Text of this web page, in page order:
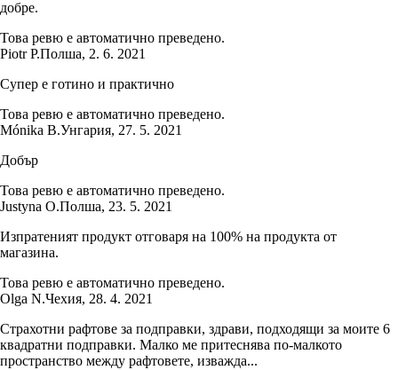
добре.
Това ревю е автоматично преведено.
Piotr P.Полша, 2. 6. 2021
Супер е готино и практично
Това ревю е автоматично преведено.
Mónika B.Унгария, 27. 5. 2021
Добър
Това ревю е автоматично преведено.
Justyna O.Полша, 23. 5. 2021
Изпратеният продукт отговаря на 100% на продукта от
магазина.
Това ревю е автоматично преведено.
Olga N.Чехия, 28. 4. 2021
Страхотни рафтове за подправки, здрави, подходящи за моите 6
квадратни подправки. Малко ме притеснява по-малкото
пространство между рафтовете, изважда...